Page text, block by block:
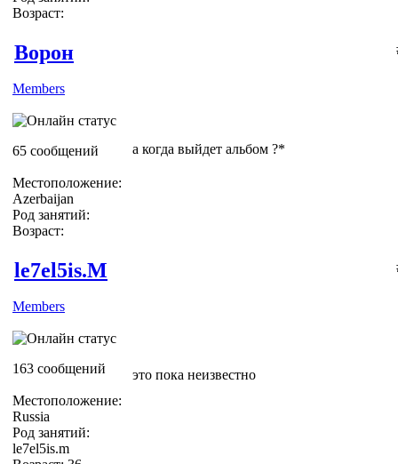
Возраст:
Ворон
Members
65 сообщений
Местоположение:
Azerbaijan
Род занятий:
Возраст:
а когда выйдет альбом ?*
le7el5is.M
Members
163 сообщений
Местоположение:
Russia
Род занятий:
le7el5is.m
это пока неизвестно